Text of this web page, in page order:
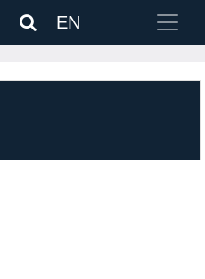
EN